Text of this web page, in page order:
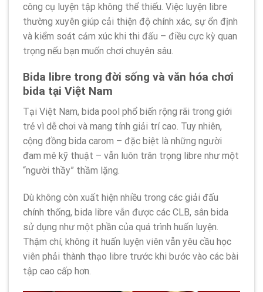
công cụ luyện tập không thể thiếu. Việc luyện libre
thường xuyên giúp cải thiện độ chính xác, sự ổn định
và kiểm soát cảm xúc khi thi đấu – điều cực kỳ quan
trọng nếu bạn muốn chơi chuyên sâu.
Bida libre trong đời sống và văn hóa chơi
bida tại Việt Nam
Tại Việt Nam, bida pool phổ biến rộng rãi trong giới
trẻ vì dễ chơi và mang tính giải trí cao. Tuy nhiên,
cộng đồng bida carom – đặc biệt là những người
đam mê kỹ thuật – vẫn luôn trân trọng libre như một
“người thầy” thầm lặng.
Dù không còn xuất hiện nhiều trong các giải đấu
chính thống, bida libre vẫn được các CLB, sân bida
sử dụng như một phần của quá trình huấn luyện.
Thậm chí, không ít huấn luyện viên vẫn yêu cầu học
viên phải thành thạo libre trước khi bước vào các bài
tập cao cấp hơn.